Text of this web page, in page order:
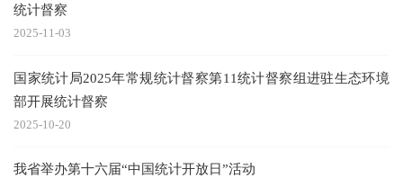
统计督察
2025-11-03
国家统计局2025年常规统计督察第11统计督察组进驻生态环境
部开展统计督察
2025-10-20
我省举办第十六届“中国统计开放日”活动